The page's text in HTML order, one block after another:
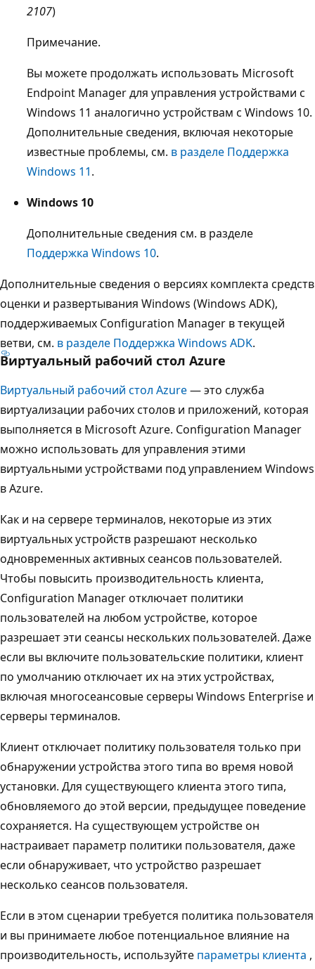
2107)
Примечание.
Вы можете продолжать использовать Microsoft
Endpoint Manager для управления устройствами с
Windows 11 аналогично устройствам с Windows 10.
Дополнительные сведения, включая некоторые
известные проблемы, см. в разделе Поддержка
Windows 11.
Windows 10
Дополнительные сведения см. в разделе
Поддержка Windows 10.
Дополнительные сведения о версиях комплекта средств
оценки и развертывания Windows (Windows ADK),
поддерживаемых Configuration Manager в текущей
ветви, см. в разделе Поддержка Windows ADK.
Виртуальный рабочий стол Azure
Виртуальный рабочий стол Azure— это служба
виртуализации рабочих столов и приложений, которая
выполняется в Microsoft Azure. Configuration Manager
можно использовать для управления этими
виртуальными устройствами под управлением Windows
в Azure.
Как и на сервере терминалов, некоторые из этих
виртуальных устройств разрешают несколько
одновременных активных сеансов пользователей.
Чтобы повысить производительность клиента,
Configuration Manager отключает политики
пользователей на любом устройстве, которое
разрешает эти сеансы нескольких пользователей. Даже
если вы включите пользовательские политики, клиент
по умолчанию отключает их на этих устройствах,
включая многосеансовые серверы Windows Enterprise и
серверы терминалов.
Клиент отключает политику пользователя только при
обнаружении устройства этого типа во время новой
установки. Для существующего клиента этого типа,
обновляемого до этой версии, предыдущее поведение
сохраняется. На существующем устройстве он
настраивает параметр политики пользователя, даже
если обнаруживает, что устройство разрешает
несколько сеансов пользователя.
Если в этом сценарии требуется политика пользователя
и вы принимаете любое потенциальное влияние на
производительность, используйте параметры клиента ,